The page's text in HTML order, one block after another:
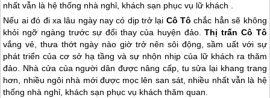
nhất vẫn là hệ thống nhà nghỉ, khách sạn phục vụ lữ khách .
Nếu ai đó đi xa lâu ngày nay có dịp trở lại Cô Tô chắc hẳn sẽ không
khỏi ngỡ ngàng trước sự đổi thay của huyện đảo.Thị trấn Cô Tô
vắng vẻ, thưa thớt ngày nào giờ trở nên sôi động, sầm uất với sự
phát triển của cơ sở hạ tầng và sự nhộn nhịp của lữ khách ra thăm
đảo. Nhà cửa của người dân được nâng cấp, tu sửa lại khang trang
hơn, nhiều ngôi nhà mới được mọc lên san sát, nhiều nhất vẫn là hệ
thống nhà nghỉ, khách sạn phục vụ khách thăm quan.